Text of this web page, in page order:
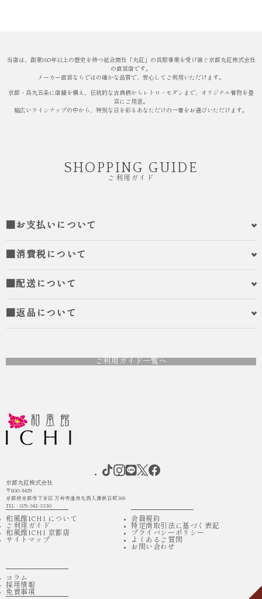
当店は、創業160年以上の歴史を持つ総合商社「丸紅」の呉服事業を受け継ぐ京都丸紅株式会社
の直営店です。
メーカー直営ならではの確かな品質で、安心してご利用いただけます。
京都・烏丸五条に店舗を構え、伝統的な古典柄からレトロ・モダンまで、オリジナル着物を豊
富にご用意。
幅広いラインナップの中から、特別な日を彩るあなただけの一着をお選びいただけます。
SHOPPING GUIDE
ご利用ガイド
■お支払いについて
■消費税について
■配送について
■返品について
ご利用ガイド一覧へ
京都丸紅株式会社
〒600-8429
京都府京都市下京区 万寿寺通烏丸西入御供石町369
TEL：075-342-3330
和風館ICHI について
ご利用ガイド
和風館ICHI 京都店
サイトマップ
会員規約
特定商取引法に基づく表記
プライバシーポリシー
よくあるご質問
お問い合わせ
コラム
採用情報
免責事項